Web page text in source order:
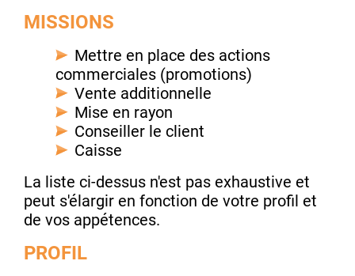
MISSIONS
Mettre en place des actions
commerciales (promotions)
Vente additionnelle
Mise en rayon
Conseiller le client
Caisse
La liste ci-dessus n'est pas exhaustive et
peut s'élargir en fonction de votre profil et
de vos appétences.
PROFIL